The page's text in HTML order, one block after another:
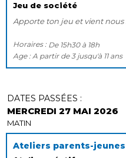
Jeu de société
Apporte ton jeu et vient nous
Horaires : De 15h30 à 18h
Age : A partir de 3 jusqu'à 11 ans
Ateliers parents-
DATES PASSÉES :
MERCREDI 27 MAI 2026
MATIN